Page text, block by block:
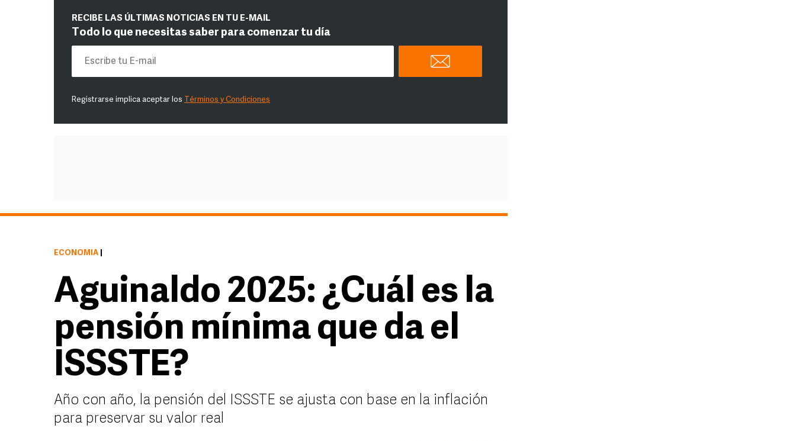
RECIBE LAS ÚLTIMAS NOTICIAS EN TU E-MAIL
Todo lo que necesitas saber para comenzar tu día
Registrarse implica aceptar los Términos y Condiciones
ECONOMÍA
Aguinaldo 2025: ¿Cuál es la
pensión mínima que da el
ISSSTE?
Año con año, la pensión del ISSSTE se ajusta con base en la inflación
para preservar su valor real